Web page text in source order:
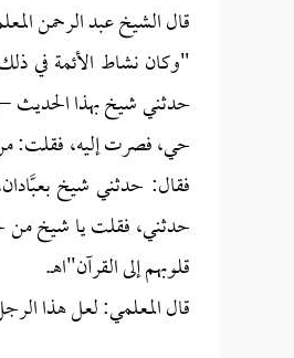
قال الشيخ عبد الرحمن
"وكان نشاط الأئمة في
حدثني شيخ بهذا
حي، فصرت إليه، فقلت:
فقال: حدثني شيخ
حدثني، فقلت يا شيخ من
قلوبهم إلى القرآن"اهـ.
قال المعلمي: لعل هذا